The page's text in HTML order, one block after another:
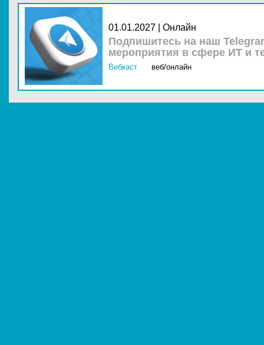
01.01.2027 | Онлайн
Подпишитесь на наш
мероприятия в сфере ИТ и
Вебкаст веб/онлайн